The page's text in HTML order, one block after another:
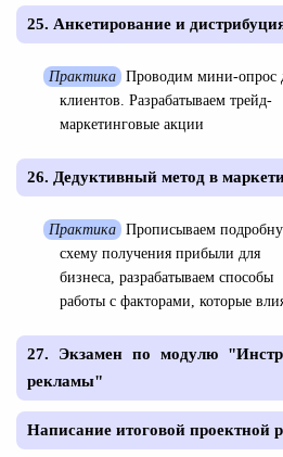
25. Анкетирование и
Практика Проводим мини-опрос
клиентов. Разрабатываем трейд‐
маркетинговые акции
26. Дедуктивный метод в
Практика Прописываем
схему получения прибыли для
бизнеса, разрабатываем способы
работы с факторами, которые
27. Экзамен по модулю
рекламы"
Написание итоговой проектной